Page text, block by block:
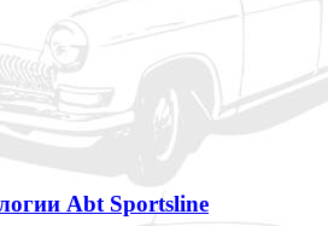
Abt Sportsline